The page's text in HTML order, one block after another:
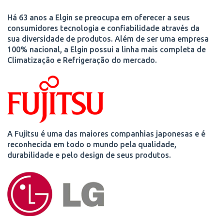
Há 63 anos a Elgin se preocupa em oferecer a seus
consumidores tecnologia e confiabilidade através da
sua diversidade de produtos. Além de ser uma empresa
100% nacional, a Elgin possui a linha mais completa de
Climatização e Refrigeração do mercado.
A Fujitsu é uma das maiores companhias japonesas e é
reconhecida em todo o mundo pela qualidade,
durabilidade e pelo design de seus produtos.